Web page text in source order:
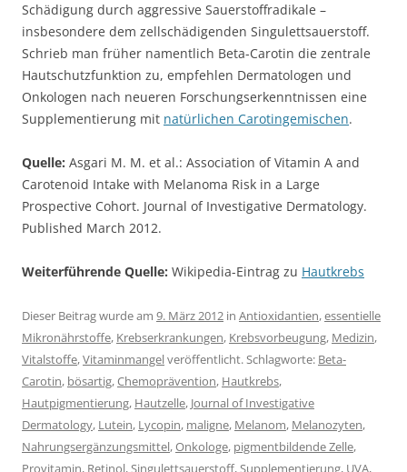
Schädigung durch aggressive Sauerstoffradikale –
insbesondere dem zellschädigenden Singulettsauerstoff.
Schrieb man früher namentlich Beta-Carotin die zentrale
Hautschutzfunktion zu, empfehlen Dermatologen und
Onkologen nach neueren Forschungserkenntnissen eine
Supplementierung mit natürlichen Carotingemischen.
Quelle: Asgari M. M. et al.: Association of Vitamin A and
Carotenoid Intake with Melanoma Risk in a Large
Prospective Cohort. Journal of Investigative Dermatology.
Published March 2012.
Weiterführende Quelle: Wikipedia-Eintrag zu Hautkrebs
Dieser Beitrag wurde am 9. März 2012 in Antioxidantien,essentielle
Mikronährstoffe, Krebserkrankungen, Krebsvorbeugung, Medizin,
Vitalstoffe,Vitaminmangelveröffentlicht. Schlagworte: Beta-
Carotin, bösartig,Chemoprävention, Hautkrebs,
Hautpigmentierung, Hautzelle, Journal of Investigative
Dermatology, Lutein, Lycopin, maligne, Melanom, Melanozyten,
Nahrungsergänzungsmittel,Onkologe, pigmentbildende Zelle,